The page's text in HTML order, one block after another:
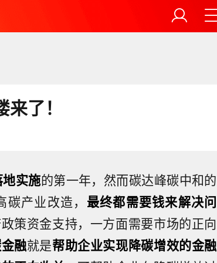
了！
实施的第一年，然而碳达峰碳中和的
产业改造， 最终都需要钱来解决问
策资金支持，一方面需要市场的正向
融就是帮助企业实现降碳增效的金融